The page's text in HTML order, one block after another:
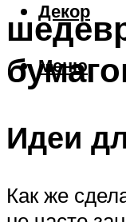
Декор
Меню
Идеи
Как же